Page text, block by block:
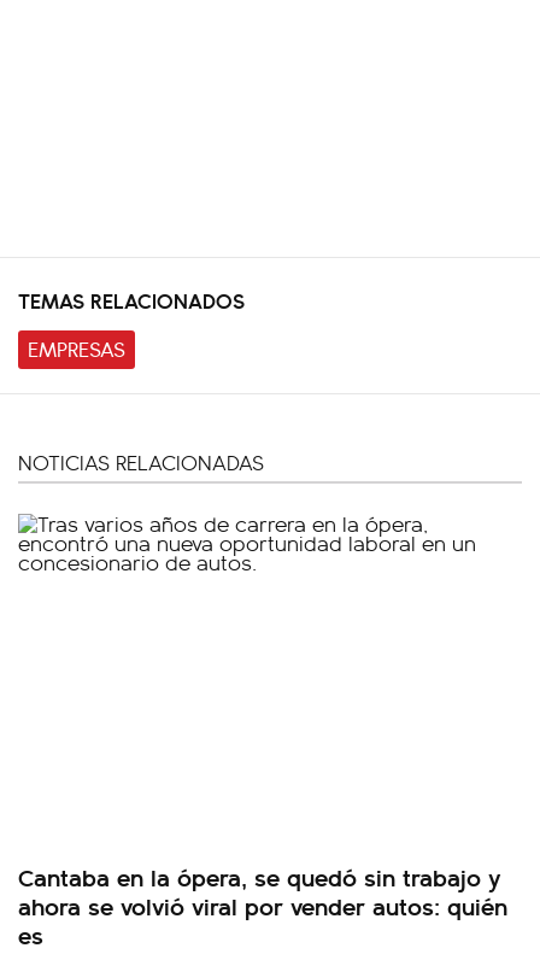
TEMAS RELACIONADOS
EMPRESAS
NOTICIAS RELACIONADAS
Cantaba en la ópera, se quedó sin trabajo y
ahora se volvió viral por vender autos: quién
es